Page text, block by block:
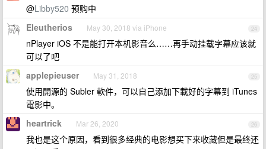
@Libby520 预购中
24
Eleutherios May 30, 2018 via iPhone
nPlayer iOS 不是能打开本机影音么……再手动挂载字幕应该就
可以了吧
25
applepieuser May 31, 2018
使用開源的 Subler 軟件，可以自己添加下載好的字幕到 iTunes
電影中。
26
heartrick Mar 26, 2020
我也是这个原因，看到很多经典的电影想买下来收藏但是最终还